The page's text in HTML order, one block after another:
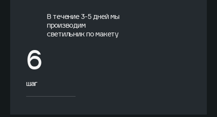
6
шаг
В течение 3-5 дней мы
производим
светильник по макету